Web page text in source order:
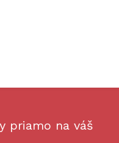
priamo na váš